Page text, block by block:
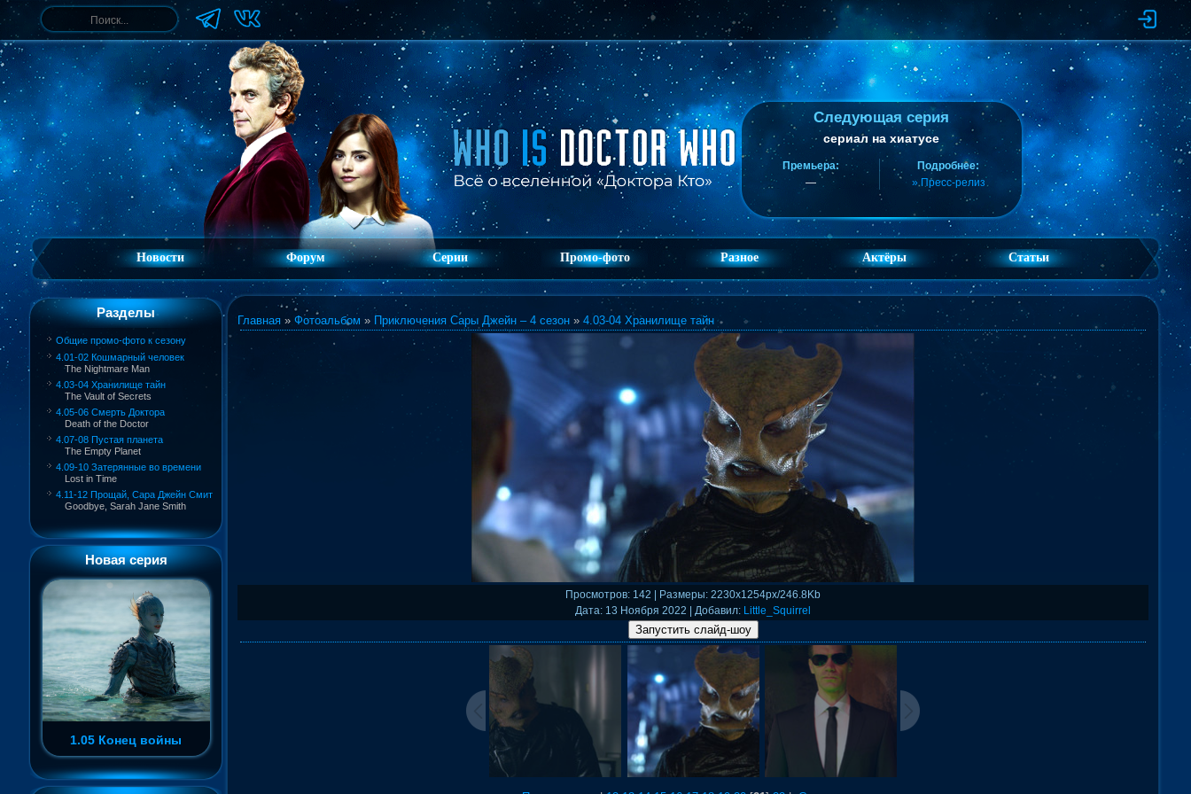
Следующая серия
сериал на хиатусе
Премьера:
—
Подробнее:
» Пресс-релиз
Новости Форум Серии Промо-фото Разное Актёры Статьи
Разделы
Общие промо-фото к сезону
4.01-02 Кошмарный человек
The Nightmare Man
4.03-04 Хранилище тайн
The Vault of Secrets
4.05-06 Смерть Доктора
Death of the Doctor
4.07-08 Пустая планета
The Empty Planet
4.09-10 Затерянные во времени
Lost in Time
4.11-12 Прощай, Сара Джейн Смит
Goodbye, Sarah Jane Smith
Новая серия
1.05 Конец войны
Главная » Фотоальбом » Приключения Сары Джейн – 4 сезон » 4.03-04 Хранилище тайн
Просмотров: 142 | Размеры: 2230x1254px/246.8Kb
Дата: 13 Ноября 2022 | Добавил: Little_Squirrel